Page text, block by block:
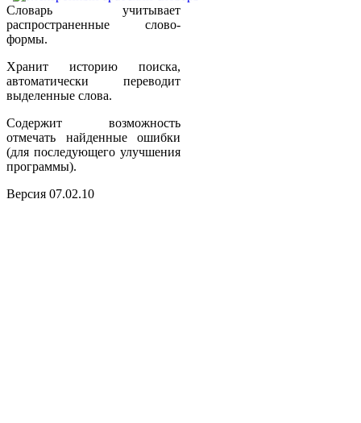
Словарь учитывает
распространенные слово-
формы.
Хранит историю поиска,
автоматически переводит
выделенные слова.
Содержит возможность
отмечать найденные ошибки
(для последующего улучшения
программы).
Версия 07.02.10